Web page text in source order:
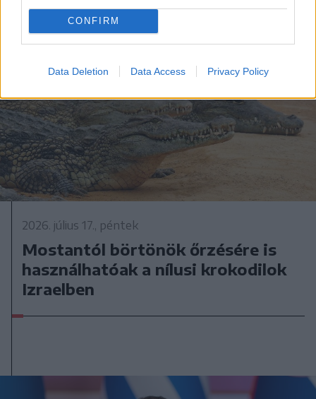
CONFIRM
Data Deletion Data Access Privacy Policy
2026. július 17., péntek
Mostantól börtönök őrzésére is
használhatóak a nílusi krokodilok
Izraelben